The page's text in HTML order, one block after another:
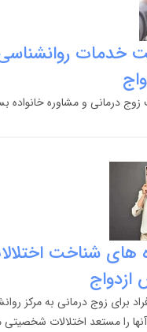
خدمات
درمانی و مشاوره خانواده
های شناخت
ازدواج
برای زوج درمانی به مرکز
را مستعد اختلالات